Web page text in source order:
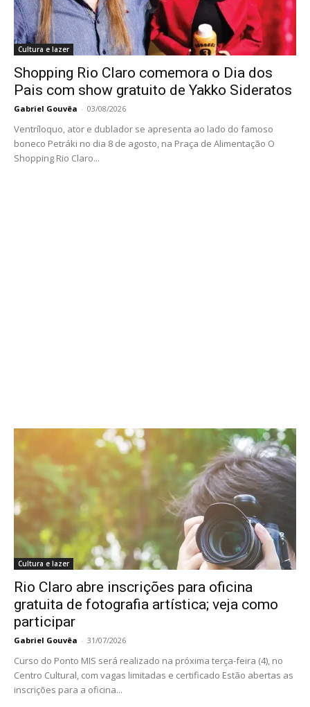
Cultura e lazer
Shopping Rio Claro comemora o Dia dos
Pais com show gratuito de Yakko Sideratos
Gabriel Gouvêa - 03/08/2026
Ventríloquo, ator e dublador se apresenta ao lado do famoso
boneco Petráki no dia 8 de agosto, na Praça de Alimentação O
Shopping Rio Claro...
Cultura e lazer
Rio Claro abre inscrições para oficina
gratuita de fotografia artística; veja como
participar
Gabriel Gouvêa - 31/07/2026
Curso do Ponto MIS será realizado na próxima terça-feira (4), no
Centro Cultural, com vagas limitadas e certificado Estão abertas as
inscrições para a oficina...